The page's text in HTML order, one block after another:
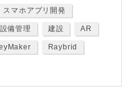
スマホアプリ開発
設備管理 建設 AR
Raybrid